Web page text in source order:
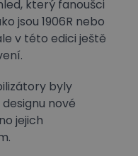
který fanoušci
jsou 1906R nebo
v této edici ještě
byly
nové
jejich